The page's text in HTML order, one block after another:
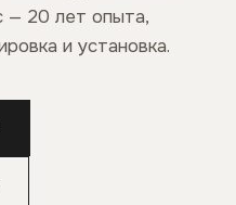
— 20 лет опыта,
и установка.